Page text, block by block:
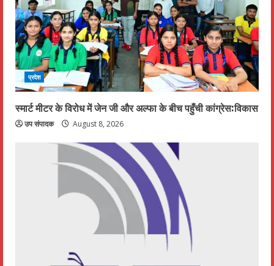
e
a
d
i
n
प्रदेश
स्मार्ट मीटर के विरोध में जेन जी और अल्फा के बीच पहुँची कांग्रेस:विकास
उप संपादक August 8, 2026